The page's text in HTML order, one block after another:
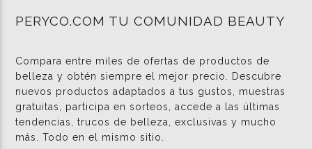
PERYCO.COM TU COMUNIDAD BEAUTY
Compara entre miles de ofertas de productos de
belleza y obtén siempre el mejor precio. Descubre
nuevos productos adaptados a tus gustos, muestras
gratuitas, participa en sorteos, accede a las últimas
tendencias, trucos de belleza, exclusivas y mucho
más. Todo en el mismo sitio.